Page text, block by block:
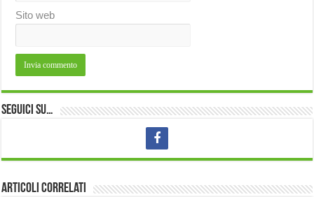
Sito web
Seguici su…
Articoli correlati